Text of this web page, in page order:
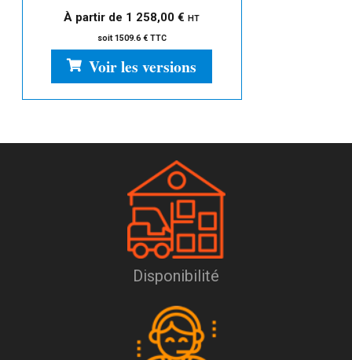
À partir de 1 258,00 € HT
soit 1509.6 € TTC
Voir les versions
Disponibilité